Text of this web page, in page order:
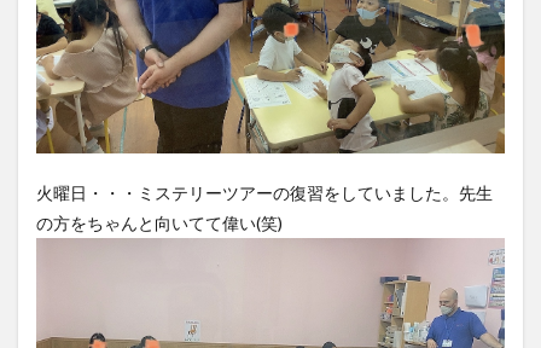
火曜日・・・ミステリーツアーの復習をしていました。先生
の方をちゃんと向いてて偉い(笑)